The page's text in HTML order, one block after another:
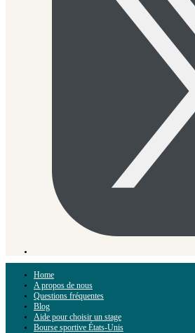
Home
A propos de nous
Questions fréquentes
Blog
Aide pour choisir un stage
Bourse sportive États-Unis